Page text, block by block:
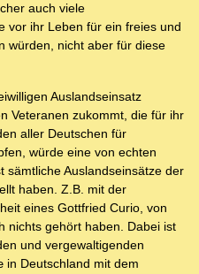
auch viele
vor ihr Leben für ein freies und
würden, nicht aber für diese
Auslandseinsatz
Veteranen zukommt, die für ihr
aller Deutschen für
würde eine von echten
sämtliche Auslandseinsätze der
haben. Z.B. mit der
eines Gottfried Curio, von
nichts gehört haben. Dabei ist
und vergewaltigenden
Deutschland mit dem